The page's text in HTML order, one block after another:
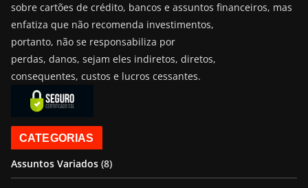
sobre cartões de crédito, bancos e assuntos financeiros, mas
enfatiza que não recomenda investimentos,
portanto, não se responsabiliza por
perdas, danos, sejam eles indiretos, diretos,
consequentes, custos e lucros cessantes.
CATEGORIAS
Assuntos Variados (8)